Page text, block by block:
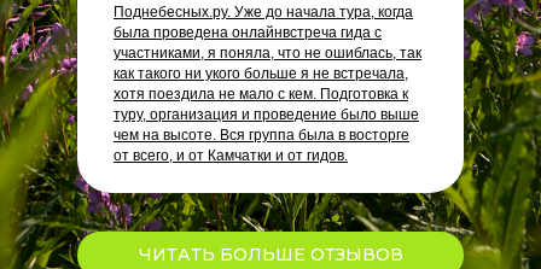
Поднебесных.ру. Уже до начала тура, когда
была проведена онлайнвстреча гида с
участниками, я поняла, что не ошиблась, так
как такого ни укого больше я не встречала,
хотя поездила не мало с кем. Подготовка к
туру, организация и проведение было выше
чем на высоте. Вся группа была в восторге
от всего, и от Камчатки и от гидов.
ЧИТАТЬ БОЛЬШЕ ОТЗЫВОВ